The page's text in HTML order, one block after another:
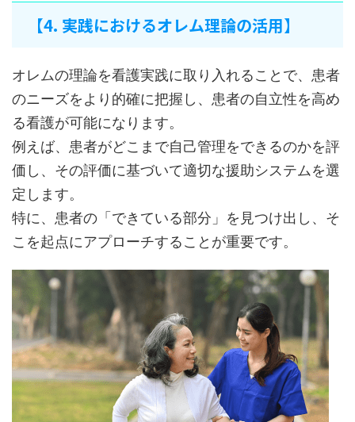
【4. 実践におけるオレム理論の活用】
オレムの理論を看護実践に取り入れることで、患者
のニーズをより的確に把握し、患者の自立性を高め
る看護が可能になります。
例えば、患者がどこまで自己管理をできるのかを評
価し、その評価に基づいて適切な援助システムを選
定します。
特に、患者の「できている部分」を見つけ出し、そ
こを起点にアプローチすることが重要です。